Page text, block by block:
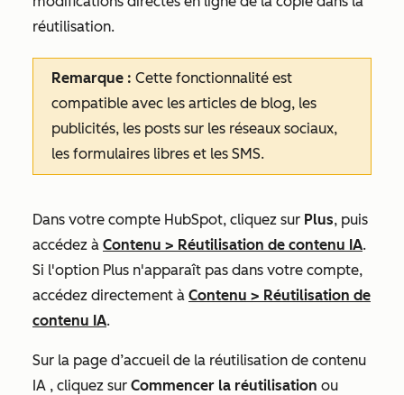
réutilisation.
Remarque : Cette fonctionnalité est
compatible avec les articles de blog, les
publicités, les posts sur les réseaux sociaux,
les formulaires libres et les SMS.
Dans votre compte HubSpot, cliquez sur Plus, puis
accédez à Contenu > Réutilisation de contenu IA.
Si l'option Plus n'apparaît pas dans votre compte,
accédez directement à Contenu > Réutilisation de
contenu IA.
Sur la page d’accueil de la réutilisation de contenu
IA , cliquez sur Commencer la réutilisation ou